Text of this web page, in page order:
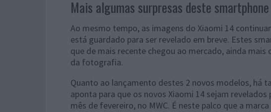
Mais algumas surpresas deste smartphone
Ao mesmo tempo, as imagens do Xiaomi 14
está guardado para ser revelado em breve. Estes
que de mais recente chegou ao mercado, ainda mais
da fotografia.
Quanto ao lançamento destes 2 novos modelos, há
aponta para que os novos Xiaomi 14 sejam
mês de fevereiro, no MWC. É neste palco que a